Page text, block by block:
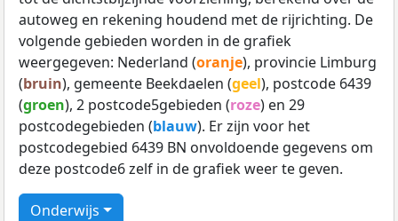
autoweg en rekening houdend met de rijrichting. De
volgende gebieden worden in de grafiek
weergegeven: Nederland (oranje), provincie Limburg
(bruin), gemeente Beekdaelen (geel), postcode 6439
(groen), 2 postcode5gebieden (roze) en 29
postcodegebieden (blauw). Er zijn voor het
postcodegebied 6439 BN onvoldoende gegevens om
deze postcode6 zelf in de grafiek weer te geven.
Onderwijs